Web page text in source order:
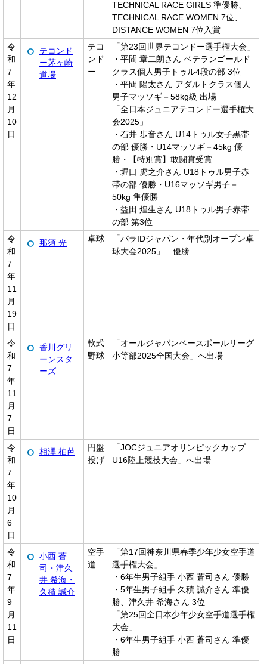
TECHNICAL RACE GIRLS 準優勝、
TECHNICAL RACE WOMEN 7位、
DISTANCE WOMEN 7位入賞
令
和
7
年
12
月
10
日
テコンド
ー茅ヶ崎
道場
テコ
ンド
ー
「第23回世界テコンドー選手権大会」
・平間 章二朗さん ベテランゴールド
クラス個人男子トゥル4段の部 3位
・平間 陽太さん アダルトクラス個人
男子マッソギ－58kg級 出場
「全日本ジュニアテコンドー選手権大
会2025」
・石井 歩音さん U14トゥル女子黒帯
の部 優勝・U14マッソギ－45kg 優
勝・【特別賞】敢闘賞受賞
・堀口 虎之介さん U18トゥル男子赤
帯の部 優勝・U16マッソギ男子－
50kg 隼優勝
・益田 煌生さん U18トゥル男子赤帯
の部 第3位
令
和
7
年
11
月
19
日
那須 光 卓球
「パラIDジャパン・年代別オープン卓
球大会2025」 優勝
令
和
7
年
11
月
7
日
香川グリ
ーンスタ
ーズ
軟式
野球
「オールジャパンベースボールリーグ
小等部2025全国大会」へ出場
令
和
7
年
10
月
6
日
相澤 柚芭
円盤
投げ
「JOCジュニアオリンピックカップ
U16陸上競技大会」へ出場
令
和
7
年
9
月
11
日
小西 蒼
司・津久
井 希海・
久積 誠介
空手
道
「第17回神奈川県春季少年少女空手道
選手権大会」
・6年生男子組手 小西 蒼司さん 優勝
・5年生男子組手 久積 誠介さん 準優
勝、津久井 希海さん 3位
「第25回全日本少年少女空手道選手権
大会」
・6年生男子組手 小西 蒼司さん 準優
勝